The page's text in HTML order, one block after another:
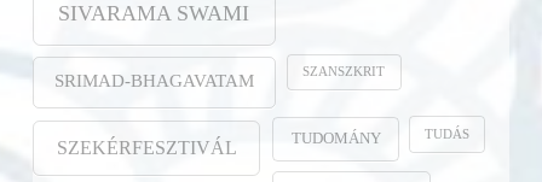
SIVARAMA SWAMI
SRIMAD-BHAGAVATAM SZANSZKRIT
SZEKÉRFESZTIVÁL TUDOMÁNY TUDÁS